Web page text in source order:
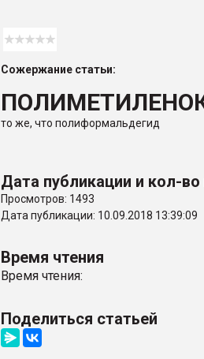
Сожержание статьи:
то же, что полиформальдегид
Дата публикации и кол-
Просмотров: 1493
Дата публикации: 10.09.2018 13:39:09
Время чтения
Время чтения:
Поделиться статьей